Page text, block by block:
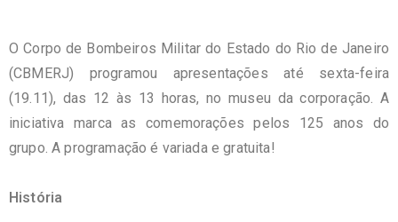
O Corpo de Bombeiros Militar do Estado do Rio de Janeiro
(CBMERJ) programou apresentações até sexta-feira
(19.11), das 12 às 13 horas, no museu da corporação. A
iniciativa marca as comemorações pelos 125 anos do
grupo. A programação é variada e gratuita!
História